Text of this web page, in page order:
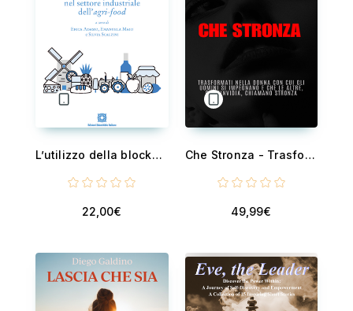
L’utilizzo della blockchain e degli smart contract nel settore industriale dell’agri-food
22,00€
Che Stronza - Trasformati nella donna con cui gli uomini si impegnano e che le altre, dall’invidia, chiamano stronza
49,99€